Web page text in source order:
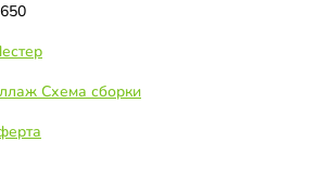
Схема сборки